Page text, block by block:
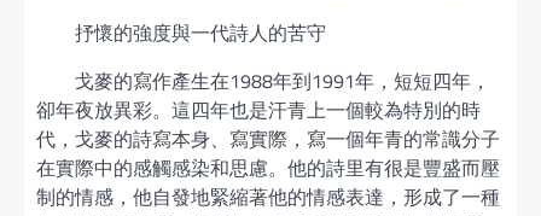
抒懷的強度與一代詩人的苦守
戈麥的寫作產生在1988年到1991年，短短四年，
卻年夜放異彩。這四年也是汗青上一個較為特別的時
代，戈麥的詩寫本身、寫實際，寫一個年青的常識分子
在實際中的感觸感染和思慮。他的詩里有很是豐盛而壓
制的情感，他自發地緊縮著他的情感表達，形成了一種